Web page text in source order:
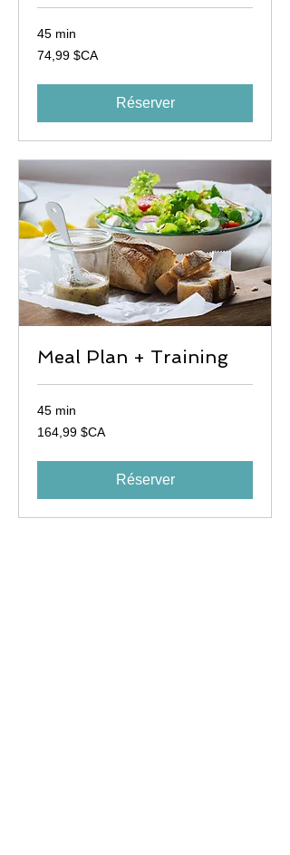
45 min
74,99
dollars
74,99 $CA
Réserver
Meal Plan + Training
45 min
164,99
dollars
164,99 $CA
Réserver